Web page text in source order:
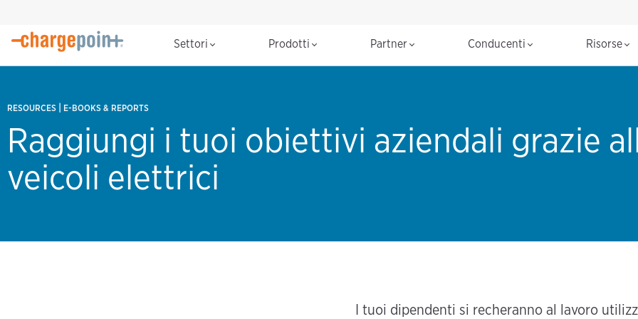
Settori Prodotti Partner Conducenti Risorse
RESOURCES E-BOOKS & REPORTS
Raggiungi i tuoi obiettivi aziendali grazie
veicoli elettrici
I tuoi dipendenti si recheranno al lavoro